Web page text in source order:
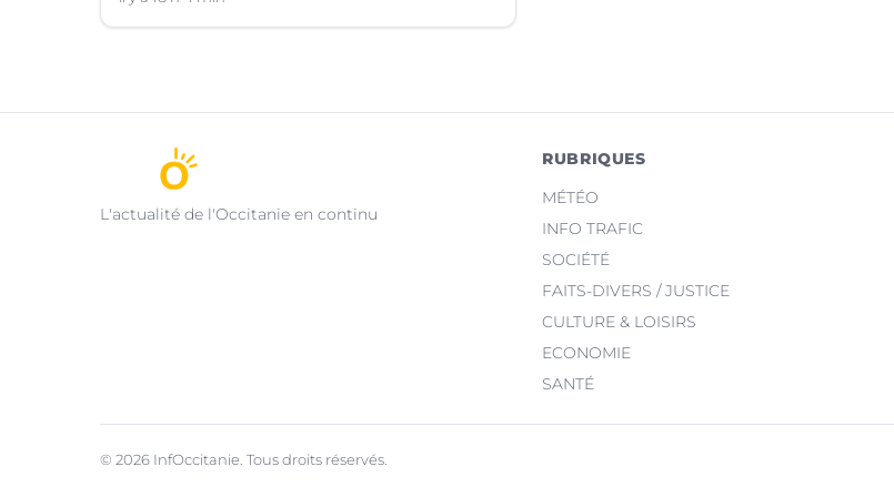
L'actualité de l'Occitanie en continu
RUBRIQUES
MÉTÉO
INFO TRAFIC
SOCIÉTÉ
FAITS-DIVERS / JUSTICE
CULTURE & LOISIRS
ECONOMIE
SANTÉ
© 2026 InfOccitanie. Tous droits réservés.